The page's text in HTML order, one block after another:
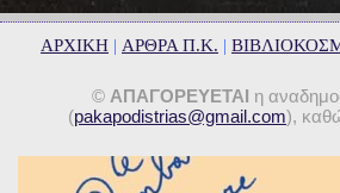
ΑΡΧΙΚΗ | ΑΡΘΡΑ Π.Κ. |
© ΑΠΑΓΟΡΕΥΕΤΑΙ η
(pakapodistrias@gmail.com),